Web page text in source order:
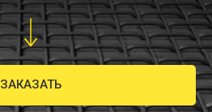
ЗАКАЗАТЬ